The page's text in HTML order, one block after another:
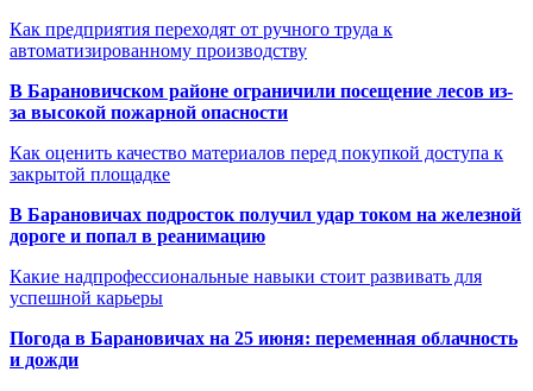
Как предприятия переходят от ручного труда к
автоматизированному производству
В Барановичском районе ограничили посещение лесов из-
за высокой пожарной опасности
Как оценить качество материалов перед покупкой доступа к
закрытой площадке
В Барановичах подросток получил удар током на железной
дороге и попал в реанимацию
Какие надпрофессиональные навыки стоит развивать для
успешной карьеры
Погода в Барановичах на 25 июня: переменная облачность
и дожди